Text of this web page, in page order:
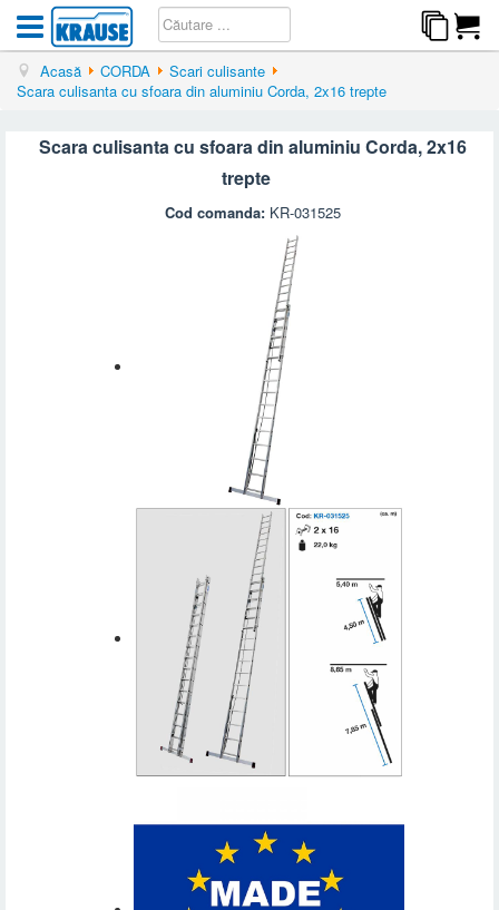
Acasă CORDA
Scari culisante
Scara culisanta cu sfoara din aluminiu Corda, 2x16 trepte
Scara culisanta cu sfoara din aluminiu Corda, 2x16
trepte
Cod comanda: KR-031525